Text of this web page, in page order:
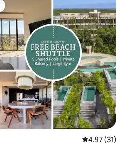
4,97 de uma
4,97 (31)